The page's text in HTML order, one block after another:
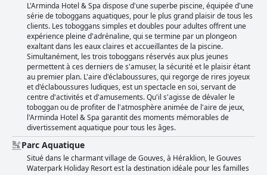
L'Arminda Hotel & Spa dispose d'une superbe piscine, équipée d'une
série de toboggans aquatiques, pour le plus grand plaisir de tous les
clients. Les toboggans simples et doubles pour adultes offrent une
expérience pleine d'adrénaline, qui se termine par un plongeon
exaltant dans les eaux claires et accueillantes de la piscine.
Simultanément, les trois toboggans réservés aux plus jeunes
permettent à ces derniers de s'amuser, la sécurité et le plaisir étant
au premier plan. L'aire d'éclaboussures, qui regorge de rires joyeux
et d'éclaboussures ludiques, est un spectacle en soi, servant de
centre d'activités et d'amusements. Qu'il s'agisse de dévaler le
toboggan ou de profiter de l'atmosphère animée de l'aire de jeux,
l'Arminda Hotel & Spa garantit des moments mémorables de
divertissement aquatique pour tous les âges.
Parc Aquatique
Situé dans le charmant village de Gouves, à Héraklion, le Gouves
Waterpark Holiday Resort est la destination idéale pour les familles